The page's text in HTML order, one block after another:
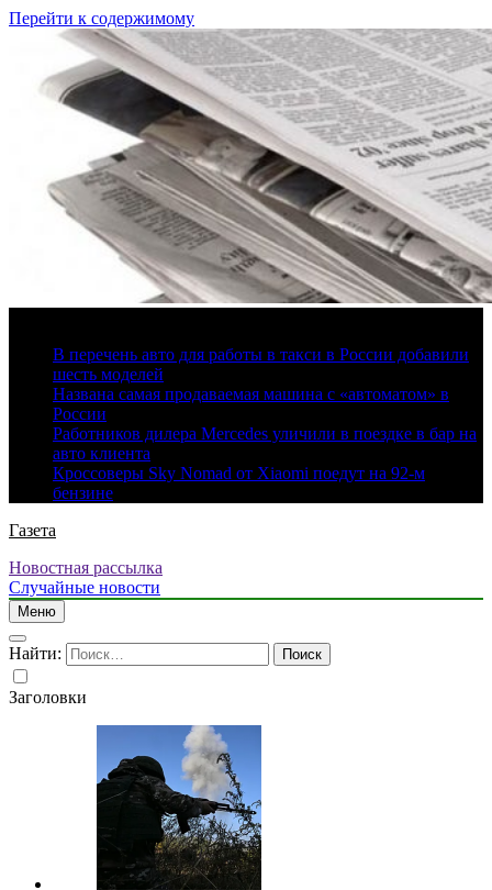
Перейти к содержимому
В перечень авто для работы в такси в России добавили
шесть моделей
Названа самая продаваемая машина с «автоматом» в
России
Работников дилера Mercedes уличили в поездке в бар на
авто клиента
Кроссоверы Sky Nomad от Xiaomi поедут на 92-м
бензине
Газета
Новостная рассылка
Случайные новости
Меню
Найти:
Заголовки